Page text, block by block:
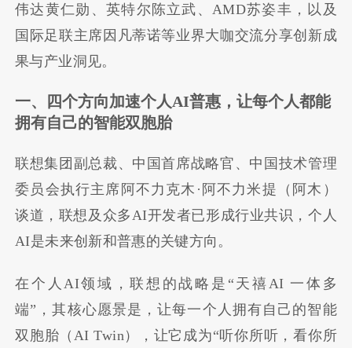
伟达黄仁勋、英特尔陈立武、AMD苏姿丰，以及
国际足联主席因凡蒂诺等业界大咖交流分享创新成
果与产业洞见。
一、四个方向加速个人AI普惠，让每个人都能
拥有自己的智能双胞胎
联想集团副总裁、中国首席战略官、中国技术管理
委员会执行主席阿不力克木·阿不力米提（阿木）
谈道，联想及众多AI开发者已形成行业共识，个人
AI是未来创新和普惠的关键方向。
在个人AI领域，联想的战略是“天禧AI 一体多
端”，其核心愿景是，让每一个人拥有自己的智能
双胞胎（AI Twin），让它成为“听你所听，看你所